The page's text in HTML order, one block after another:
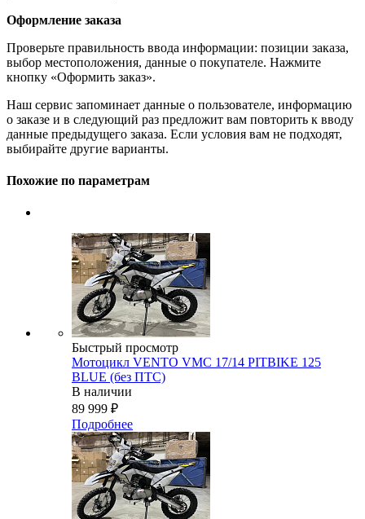
Оформление заказа
Проверьте правильность ввода информации: позиции заказа,
выбор местоположения, данные о покупателе. Нажмите
кнопку «Оформить заказ».
Наш сервис запоминает данные о пользователе, информацию
о заказе и в следующий раз предложит вам повторить к вводу
данные предыдущего заказа. Если условия вам не подходят,
выбирайте другие варианты.
Похожие по параметрам
Быстрый просмотр
Мотоцикл VENTO VMC 17/14 PITBIKE 125
BLUE (без ПТС)
В наличии
89 999 ₽
Подробнее